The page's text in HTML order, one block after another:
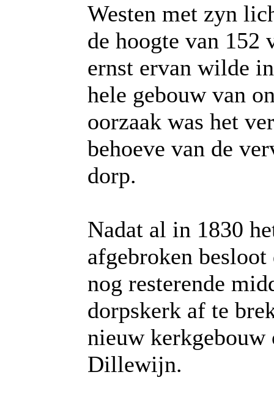
Westen met zyn
de hoogte van 152
ernst ervan wilde
hele gebouw van
oorzaak was het
behoeve van de
dorp.
Nadat al in 1830
afgebroken
nog resterende
dorpskerk af te
nieuw kerkgebouw
Dillewijn.